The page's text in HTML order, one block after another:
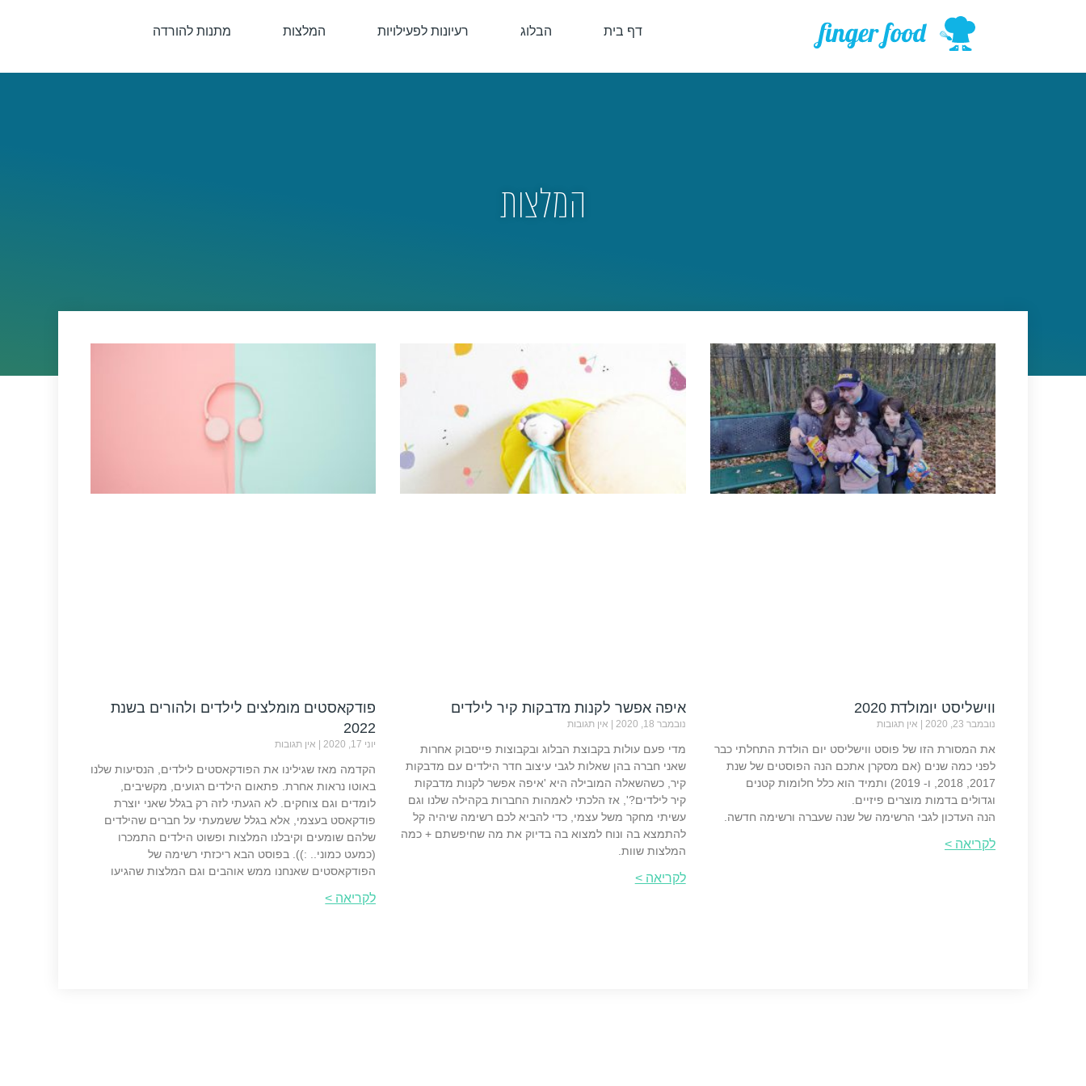
דף בית הבלוג רעיונות לפעילויות המלצות מתנות להורדה
המלצות
ווישליסט יומולדת 2020
נובמבר 23, 2020 אין תגובות
את המסורת הזו של פוסט ווישליסט יום הולדת התחלתי כבר
לפני כמה שנים (אם מסקרן אתכם הנה הפוסטים של שנת
2017, 2018, ו- 2019) ותמיד הוא כלל חלומות קטנים
וגדולים בדמות מוצרים פיזיים.
הנה העדכון לגבי הרשימה של שנה שעברה ורשימה חדשה.
לקריאה >
איפה אפשר לקנות מדבקות קיר לילדים
נובמבר 18, 2020 אין תגובות
מדי פעם עולות בקבוצת הבלוג ובקבוצות פייסבוק אחרות
שאני חברה בהן שאלות לגבי עיצוב חדר הילדים עם מדבקות
קיר, כשהשאלה המובילה היא 'איפה אפשר לקנות מדבקות
קיר לילדים?', אז הלכתי לאמהות החברות בקהילה שלנו וגם
עשיתי מחקר משל עצמי, כדי להביא לכם רשימה שיהיה קל
להתמצא בה ונוח למצוא בה בדיוק את מה שחיפשתם + כמה
המלצות שוות.
לקריאה >
פודקאסטים מומלצים לילדים ולהורים בשנת
2022
יוני 17, 2020 אין תגובות
הקדמה מאז שגילינו את הפודקאסטים לילדים, הנסיעות שלנו
באוטו נראות אחרת. פתאום הילדים רגועים, מקשיבים,
לומדים וגם צוחקים. לא הגעתי לזה רק בגלל שאני יוצרת
פודקאסט בעצמי, אלא בגלל ששמעתי על חברים שהילדים
שלהם שומעים וקיבלנו המלצות ופשוט הילדים התמכרו
(כמעט כמוני.. :)). בפוסט הבא ריכזתי רשימה של
הפודקאסטים שאנחנו ממש אוהבים וגם המלצות שהגיעו
לקריאה >